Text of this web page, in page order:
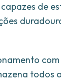
de
todos